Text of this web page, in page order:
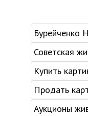
Бурейченко
Советская
Купить
Продать
Аукционы